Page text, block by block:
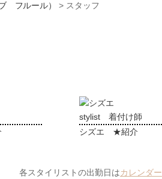
フルール） > スタッフ
stylist 着付け師
シズエ ★紹介
各スタイリストの出勤日はカレンダー